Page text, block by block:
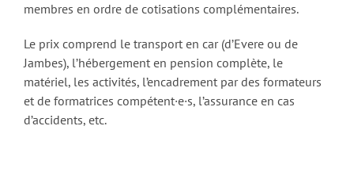
membres en ordre de cotisations complémentaires.
Le prix comprend le transport en car (d’Evere ou de
Jambes), l’hébergement en pension complète, le
matériel, les activités, l’encadrement par des formateurs
et de formatrices compétent·e·s, l’assurance en cas
d’accidents, etc.